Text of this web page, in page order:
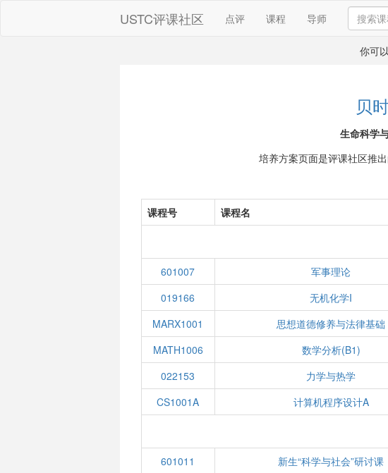
USTC评课社区 点评 课程 导师
你可
贝
生命科学
培养方案页面是评课社区推
课程号 课程名
601007 军事理论
019166
无机化学I
MARX1001
思想道德修养与法律基础
MATH1006
数学分析(B1)
022153
力学与热学
CS1001A
计算机程序设计A
601011 新生“科学与社会”研讨课